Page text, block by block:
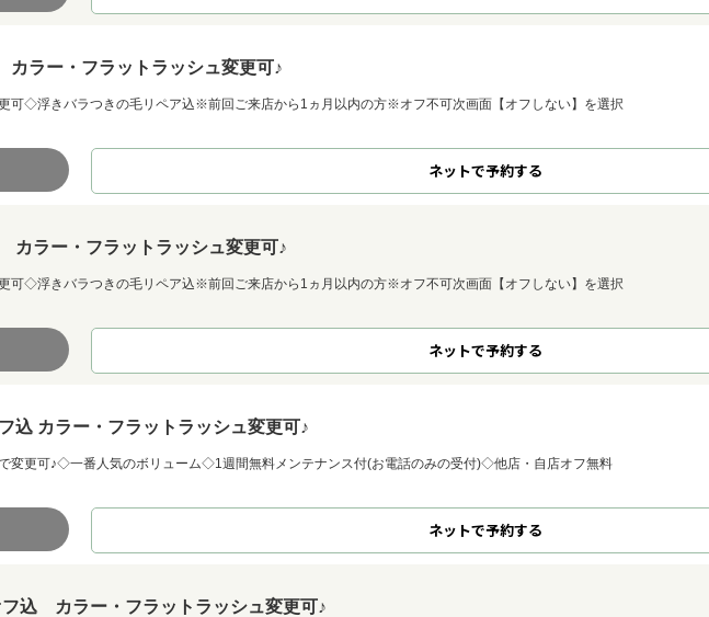
ラー・フラットラッシュ変更可♪
可◇浮きバラつきの毛リペア込※前回ご来店から1ヵ月以内の方※オフ不可次画面【オフしない】を選択
ネットで予約する
ラー・フラットラッシュ変更可♪
可◇浮きバラつきの毛リペア込※前回ご来店から1ヵ月以内の方※オフ不可次画面【オフしない】を選択
ネットで予約する
込 カラー・フラットラッシュ変更可♪
変更可♪◇一番人気のボリューム◇1週間無料メンテナンス付(お電話のみの受付)◇他店・自店オフ無料
ネットで予約する
込 カラー・フラットラッシュ変更可♪